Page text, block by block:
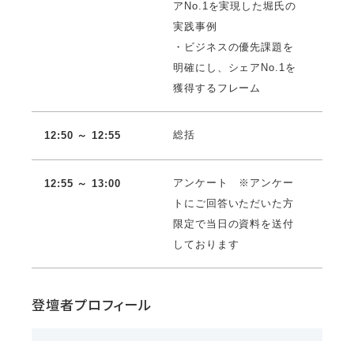
アNo.1を実現した堀氏の
実践事例
・ビジネスの優先課題を
明確にし、シェアNo.1を
獲得するフレーム
12:50 ～ 12:55 総括
12:55 ～ 13:00
アンケート ※アンケー
トにご回答いただいた方
限定で当日の資料を送付
しております
登壇者プロフィール